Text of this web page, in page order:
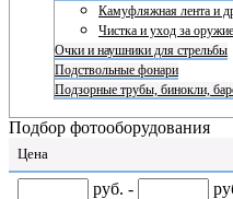
Камуфляжная лента и
Чистка и уход за
Очки и наушники для стрельбы
Подствольные фонари
Подзорные трубы, бинокли,
Подбор фотооборудования
Цена
руб. -